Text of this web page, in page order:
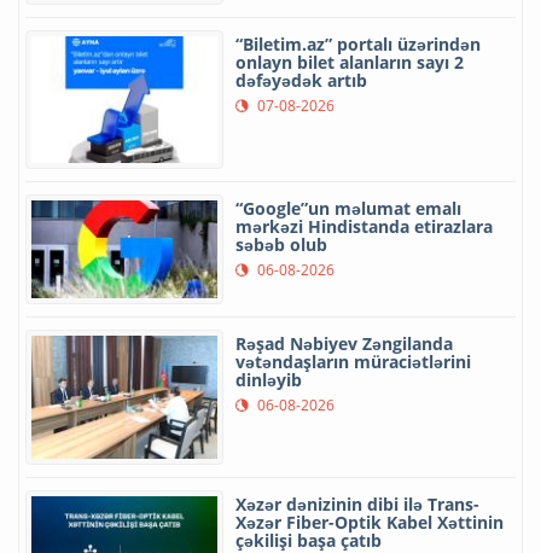
“Biletim.az” portalı üzərindən
onlayn bilet alanların sayı 2
dəfəyədək artıb
07-08-2026
“Google”un məlumat emalı
mərkəzi Hindistanda etirazlara
səbəb olub
06-08-2026
Rəşad Nəbiyev Zəngilanda
vətəndaşların müraciətlərini
dinləyib
06-08-2026
Xəzər dənizinin dibi ilə Trans-
Xəzər Fiber-Optik Kabel Xəttinin
çəkilişi başa çatıb